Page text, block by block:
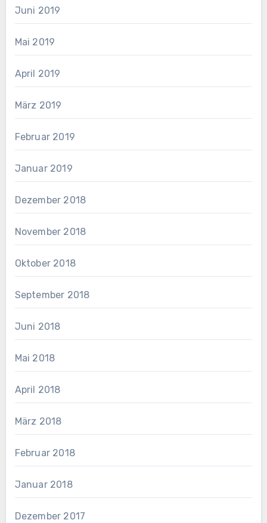
Juni 2019
Mai 2019
April 2019
März 2019
Februar 2019
Januar 2019
Dezember 2018
November 2018
Oktober 2018
September 2018
Juni 2018
Mai 2018
April 2018
März 2018
Februar 2018
Januar 2018
Dezember 2017